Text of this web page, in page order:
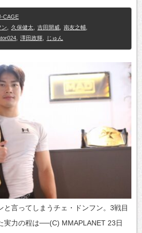
CAGE
ン 久保健太 吉田開威 南友之輔
澤田政輝 じゅん
と言ってしまうチェ・ドンフン。3戦目
実力の程は──(C) MMAPLANET 23日